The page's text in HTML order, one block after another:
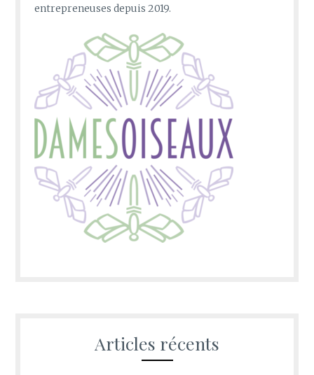
entrepreneuses depuis 2019.
Articles récents